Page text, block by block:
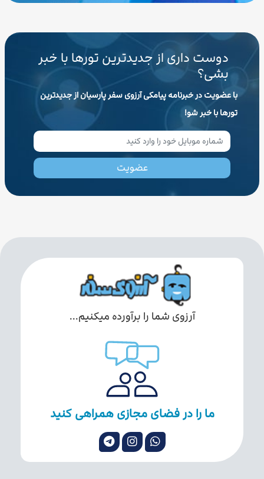
دوست داری از جدیدترین تورها با خبر
بشی؟
با عضویت در خبرنامه پیامکی آرزوی سفر پارسیان از جدیدترین
تورها با خبر شو!
عضویت
آرزوی شما را برآورده میکنیم...
ما را در فضای مجازی همراهی کنید